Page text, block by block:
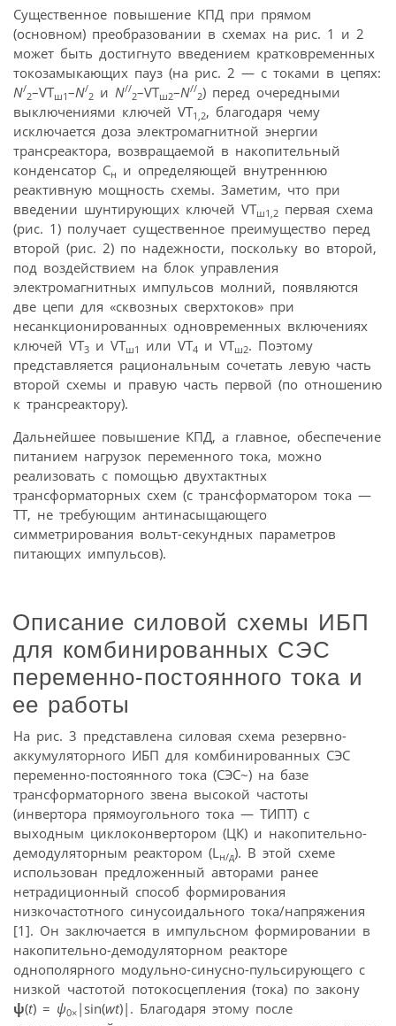
Существенное повышение КПД при прямом
(основном) преобразовании в схемах на рис. 1 и 2
может быть достигнуто введением кратковременных
токозамыкающих пауз (на рис. 2 — с токами в цепях:
N/
2–VTш1–N/
2 и N//
2–VTш2–N//
2) перед очередными
выключениями ключей VT1,2, благодаря чему
исключается доза электромагнитной энергии
трансреактора, возвращаемой в накопительный
конденсатор Сн и определяющей внутреннюю
реактивную мощность схемы. Заметим, что при
введении шунтирующих ключей VTш1,2 первая схема
(рис. 1) получает существенное преимущество перед
второй (рис. 2) по надежности, поскольку во второй,
под воздействием на блок управления
электромагнитных импульсов молний, появляются
две цепи для «сквозных сверхтоков» при
несанкционированных одновременных включениях
ключей VT3 и VTш1 или VT4 и VTш2. Поэтому
представляется рациональным сочетать левую часть
второй схемы и правую часть первой (по отношению
к трансреактору).
Дальнейшее повышение КПД, а главное, обеспечение
питанием нагрузок переменного тока, можно
реализовать с помощью двухтактных
трансформаторных схем (с трансформатором тока —
ТТ, не требующим антинасыщающего
симметрирования вольт-секундных параметров
питающих импульсов).
Описание силовой схемы ИБП
для комбинированных СЭС
переменно-постоянного тока и
ее работы
На рис. 3 представлена силовая схема резервно-
аккумуляторного ИБП для комбинированных СЭС
переменно-постоянного тока (СЭС~) на базе
трансформаторного звена высокой частоты
(инвертора прямоугольного тока — ТИПТ) с
выходным циклоконвертором (ЦК) и накопительно-
демодуляторным реактором (Lн/д). В этой схеме
использован предложенный авторами ранее
нетрадиционный способ формирования
низкочастотного синусоидального тока/напряжения
[1]. Он заключается в импульсном формировании в
накопительно-демодуляторном реакторе
однополярного модульно-синусно-пульсирующего с
низкой частотой потокосцепления (тока) по закону
ψ(t) = ψ0× |sin(wt)|. Благодаря этому после